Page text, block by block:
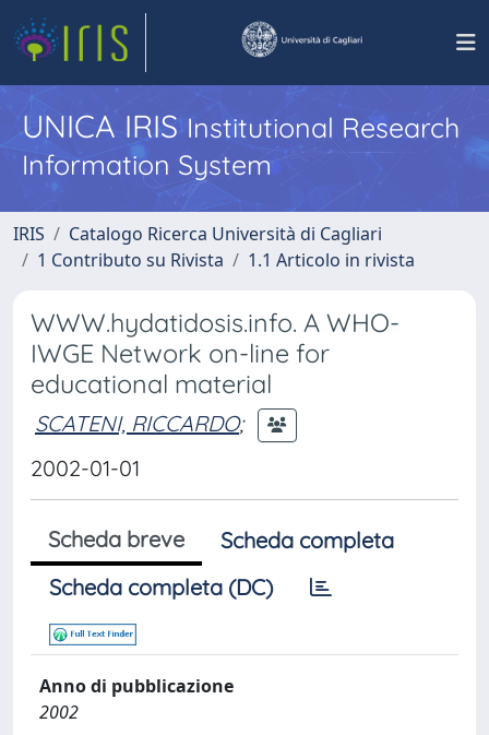
UNICA IRISInstitutional Research
Information System
IRIS
Catalogo Ricerca Università di Cagliari
1 Contributo su Rivista
1.1 Articolo in rivista
WWW.hydatidosis.info. A WHO-
IWGE Network on-line for
educational material
SCATENI, RICCARDO;
2002-01-01
Scheda breve
Scheda completa
Scheda completa (DC)
Anno di pubblicazione
2002